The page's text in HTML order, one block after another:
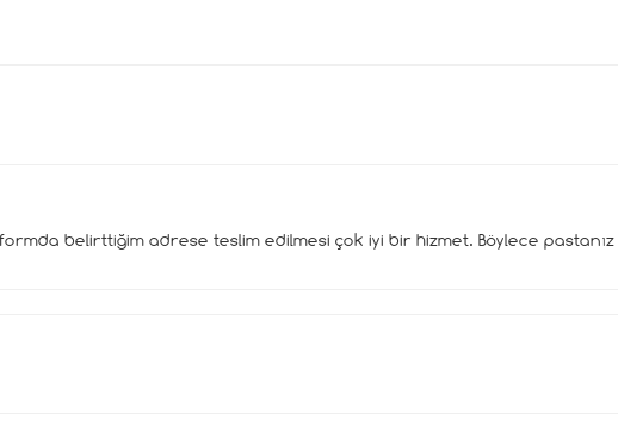
formda belirttiğim adrese teslim edilmesi çok iyi bir hizmet. Böylece